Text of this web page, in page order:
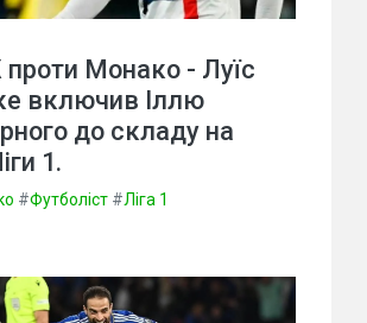
Монако - Луїс
включив Іллю
до складу на
1.
#Футболіст #Ліга 1